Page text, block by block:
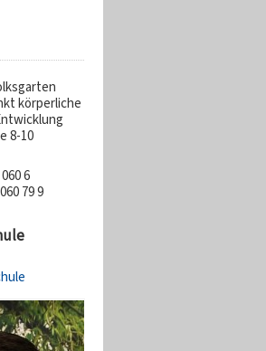
körperliche
8-10
6
79 9